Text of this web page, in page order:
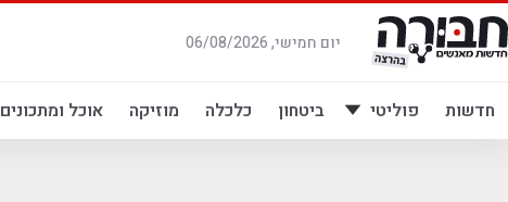
דלג
לתוכן
יום חמישי, 06/08/2026
חדשות פוליטי ביטחון כלכלה מוזיקה אוכל ומתכונים